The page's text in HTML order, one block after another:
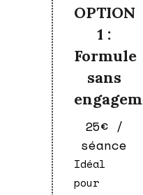
OPTION
1 :
Formule
sans
25€ /
séance
Idéal
pour